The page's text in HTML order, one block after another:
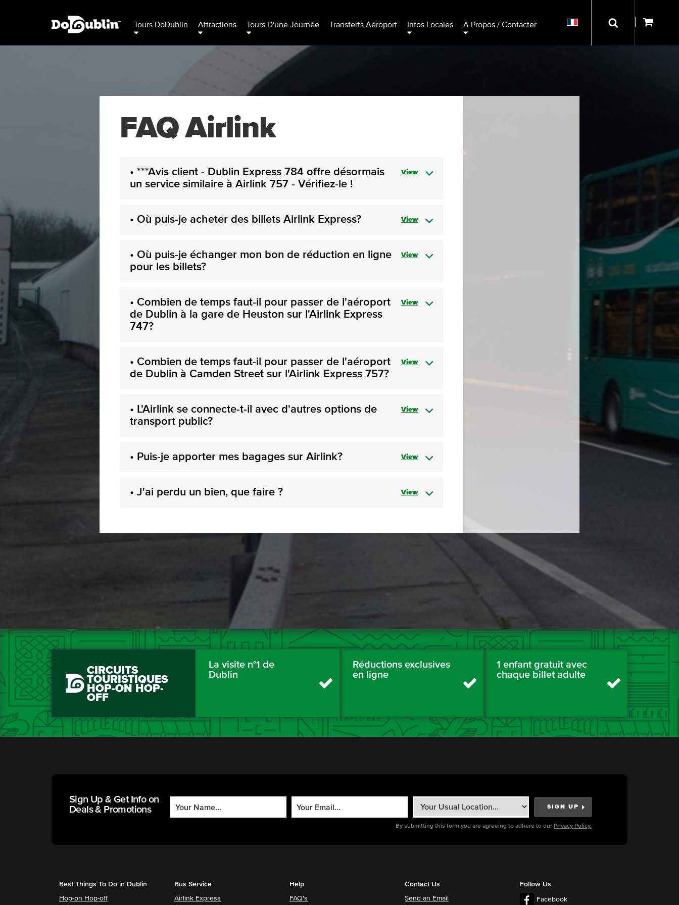
Tours DoDublin Attractions Tours D'une Journée Transferts Aéroport Infos Locales À Propos / Contacter
FAQ Airlink
• ***Avis client - Dublin Express 784 offre désormais
un service similaire à Airlink 757 - Vérifiez-le !
View
• Où puis-je acheter des billets Airlink Express? View
• Où puis-je échanger mon bon de réduction en ligne
pour les billets?
View
• Combien de temps faut-il pour passer de l'aéroport
de Dublin à la gare de Heuston sur l'Airlink Express
747?
View
• Combien de temps faut-il pour passer de l'aéroport
de Dublin à Camden Street sur l'Airlink Express 757?
View
• L'Airlink se connecte-t-il avec d'autres options de
transport public?
View
• Puis-je apporter mes bagages sur Airlink? View
• J'ai perdu un bien, que faire ? View
CIRCUITS
TOURISTIQUES
HOP-ON HOP-
OFF
La visite n°1 de
Dublin
Réductions exclusives
en ligne
1 enfant gratuit avec
chaque billet adulte
Sign Up & Get Info on
Deals & Promotions
By submitting this form you are agreeing to adhere to our Privacy Policy.
Best Things To Do in Dublin
Hop-on Hop-off
Bus Service
Airlink Express
Help
FAQ's
Contact Us
Send an Email
Follow Us
Facebook